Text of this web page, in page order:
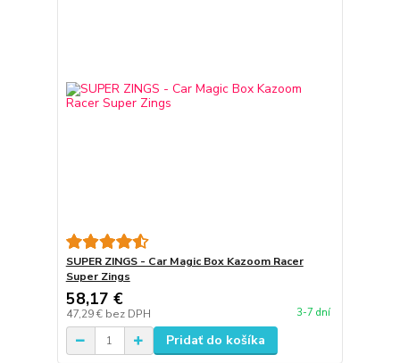
SUPER ZINGS - Car Magic Box Kazoom Racer
Super Zings
58,17 €
47,29 € bez DPH 3-7 dní
Pridať do košíka